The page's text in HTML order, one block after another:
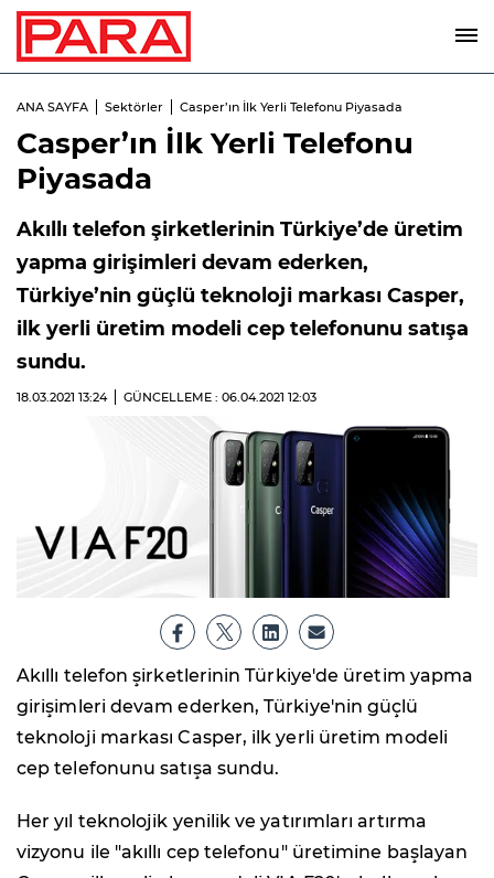
ANA SAYFA Sektörler Casper’ın İlk Yerli Telefonu Piyasada
Casper’ın İlk Yerli Telefonu
Piyasada
Akıllı telefon şirketlerinin Türkiye’de üretim
yapma girişimleri devam ederken,
Türkiye’nin güçlü teknoloji markası Casper,
ilk yerli üretim modeli cep telefonunu satışa
sundu.
18.03.2021 13:24 GÜNCELLEME : 06.04.2021 12:03
Akıllı telefon şirketlerinin Türkiye'de üretim yapma
girişimleri devam ederken, Türkiye'nin güçlü
teknoloji markası Casper, ilk yerli üretim modeli
cep telefonunu satışa sundu.
Her yıl teknolojik yenilik ve yatırımları artırma
vizyonu ile "akıllı cep telefonu" üretimine başlayan